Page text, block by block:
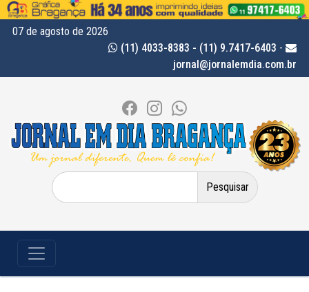
07 de agosto de 2026
(11) 4033-8383 - (11) 9.7417-6403 -
jornal@jornalemdia.com.br
Pesquisar
por: